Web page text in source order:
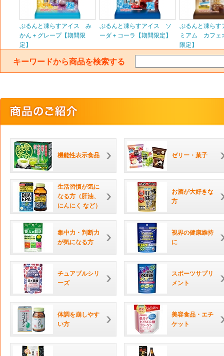
ぷるんと凍らすアイス み
かん＋グレープ【期間限
定】
ぷるんと凍らすアイス ソ
ーダ＋コーラ【期間限定】
ぷるんと凍らす
ミアム カフェ
限定】
キーワードから商品を検索する
機能性表示食品 ゼリー・菓子
生活習慣が気に
なる方（肝油、
にんにく など）
お酒が大好きな
方
集中力・判断力
が気になる方
視界の健康維持
に
チュアブルシリ
ーズ
スポーツサプリ
メント
体調を崩しやす
い方
美容食品・エチ
ケット